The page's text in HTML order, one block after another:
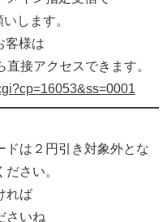
します。
客様は
接アクセスできます。
は２円引き対象外とな
さい。
れば
さいね